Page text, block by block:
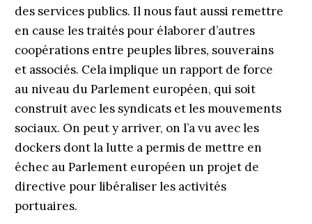
des services publics. Il nous faut aussi remettre
en cause les traités pour élaborer d’autres
coopérations entre peuples libres, souverains
et associés. Cela implique un rapport de force
au niveau du Parlement européen, qui soit
construit avec les syndicats et les mouvements
sociaux. On peut y arriver, on l’a vu avec les
dockers dont la lutte a permis de mettre en
échec au Parlement européen un projet de
directive pour libéraliser les activités
portuaires.